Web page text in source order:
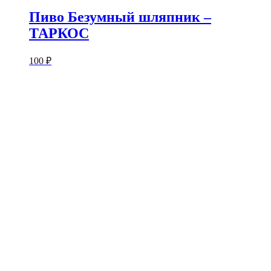
Пиво Безумный шляпник –
ТАРКОС
100 ₽